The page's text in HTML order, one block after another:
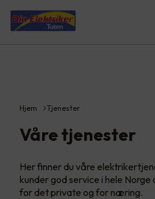
Hjem Tjenester
Våre tjenester
Her finner du våre
kunder god service i hele
for det private og for næring.